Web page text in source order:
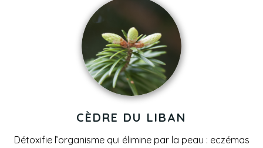
CÈDRE DU LIBAN
Détoxifie l’organisme qui élimine par la peau : eczémas